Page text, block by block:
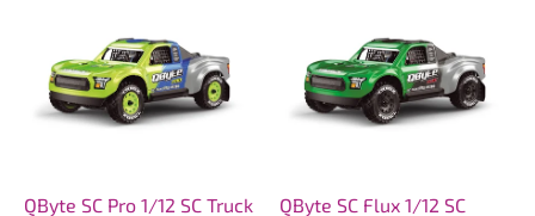
QByte SC Pro 1/12 SC Truck
QByte SC Flux 1/12 SC